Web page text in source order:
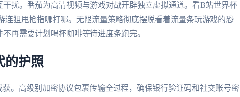
扰。番茄为高清视频与游戏对战开辟独立虚拟通道。看B站世界杯
连狙甩枪指哪打哪。无限流量策略彻底摆脱看着流量条玩游戏的恐
再需要计划喝杯咖啡等待进度条跑完。
的护照
。高级别加密协议包裹传输全过程，确保银行验证码和社交账号密